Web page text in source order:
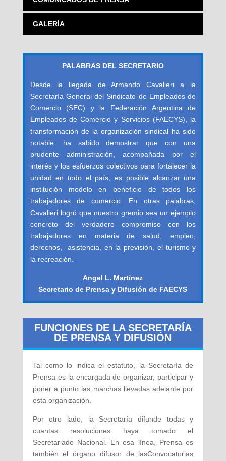
GALERÍA
PALABRAS DEL SECRETARIO
Desde la llegada de Armando Cavalieri a la
Secretaría General del Sindicato de Empleados de
Comercio (SEC) y la Federación Argentina de
Empleados de Comercio y Servicios (FAECYS), la
transformación de la organización sindical ha sido
notable: ha sabido demostrar que con una
prudente administración, acompañada por el
interés y los esfuerzos colectivos para fortalecer la
unidad en todo el país, es posible alcanzar una
institución modelo en beneficio de todos los
trabajadores de comercio. En otras palabras,
Cavalieri logró que nuestro gremio sea un ejemplo
concreto del verdadero compromiso con los
trabajadores en materia de salud, empleo,
derechos, asistencia, en la previsión, el turismo y
la recreación.
Angel L. Martínez
Secretario de Prensa y Difusión de FAECYS
FUNCIONES DE LA SECRETARÍA
DE PRENSA Y DIFUSIÓN
Tal como lo indica el estatuto, la Secretaría de
Prensa es la encargada de organizar, participar y
poner a punto las marchas llevadas adelante por
esta organización.
Por otro lado, la Secretaría difunde todas y
cuantas resoluciones haya tomado el
Secretariado Nacional. En esa línea, Prensa es
también el órgano difusor de lasConvocatorias